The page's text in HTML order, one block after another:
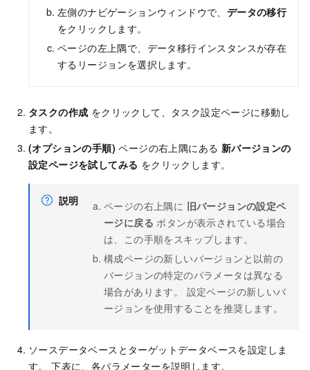
左側のナビゲーションウィンドウで、 データの移行
をクリックします。
ページの左上隅で、データ移行インスタンスが存在
するリージョンを選択します。
タスクの作成 をクリックして、タスク設定ページに移動し
ます。
(オプションの手順) ページの右上隅にある 新バージョンの
設定ページを試してみる をクリックします。
説明 ページの右上隅に 旧バージョンの設定ペ
ージに戻る ボタンが表示されている場合
は、この手順をスキップします。
構成ページの新しいバージョンと以前の
バージョンの特定のパラメータは異なる
場合があります。 設定ページの新しいバ
ージョンを使用することを推奨します。
ソースデータベースとターゲットデータベースを設定しま
す。 下表に、各パラメーターを説明します。